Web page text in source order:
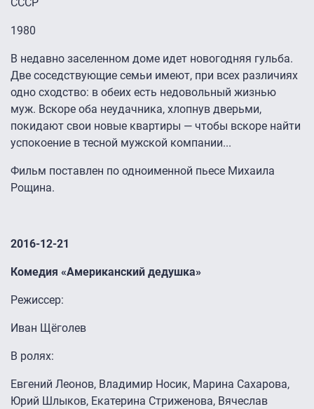
СССР
1980
В недавно заселенном доме идет новогодняя гульба.
Две соседствующие семьи имеют, при всех различиях
одно сходство: в обеих есть недовольный жизнью
муж. Вскоре оба неудачника, хлопнув дверьми,
покидают свои новые квартиры — чтобы вскоре найти
успокоение в тесной мужской компании...
Фильм поставлен по одноименной пьесе Михаила
Рощина.
2016-12-21
Комедия «Американский дедушка»
Режиссер:
Иван Щёголев
В ролях:
Евгений Леонов, Владимир Носик, Марина Сахарова,
Юрий Шлыков, Екатерина Стриженова, Вячеслав